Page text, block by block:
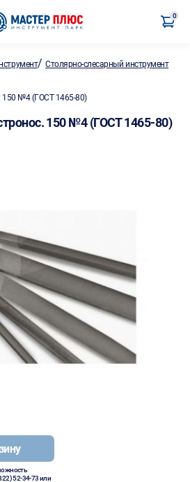
0
/Столярно-слесарный инструмент
150 №4 (ГОСТ 1465-80)
150 №4 (ГОСТ 1465-80)
52-34-73или